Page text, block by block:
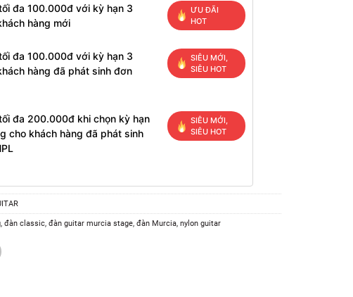
đa 100.000đ với kỳ hạn 3
hàng mới
ƯU ĐÃI
HOT
đa 100.000đ với kỳ hạn 3
hàng đã phát sinh đơn
SIÊU MỚI,
SIÊU HOT
đa 200.000đ khi chọn kỳ hạn
cho khách hàng đã phát sinh
SIÊU MỚI,
SIÊU HOT
, đàn classic, đàn guitar murcia stage, đàn Murcia, nylon guitar